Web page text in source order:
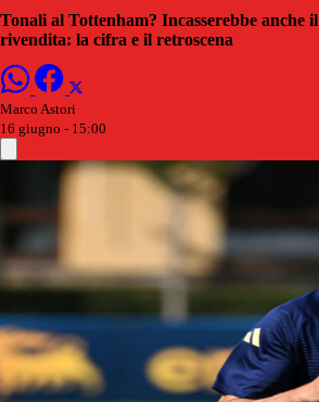
Tonali al Tottenham? Incasserebbe anche
rivendita: la cifra e il retroscena
Marco Astori
16 giugno - 15:00